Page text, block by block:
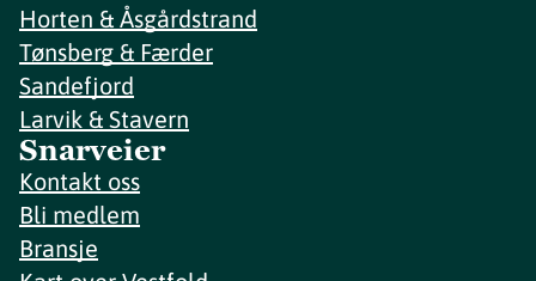
Horten & Åsgårdstrand
Tønsberg & Færder
Sandefjord
Larvik & Stavern
Snarveier
Kontakt oss
Bli medlem
Bransje